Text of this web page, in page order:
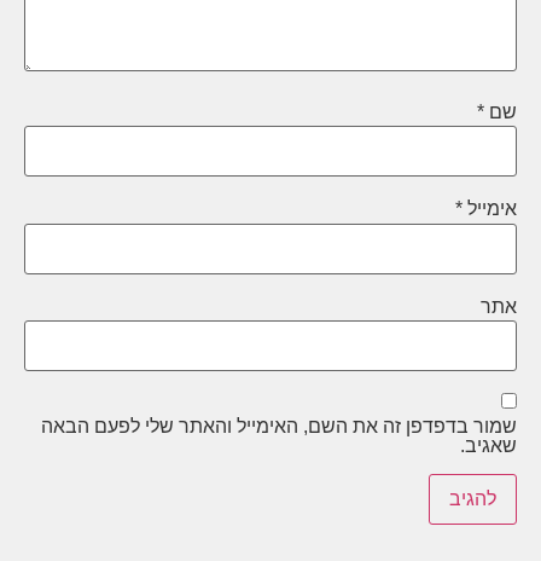
*
בדפדפן זה את השם, האימייל והאתר שלי לפעם הבאה